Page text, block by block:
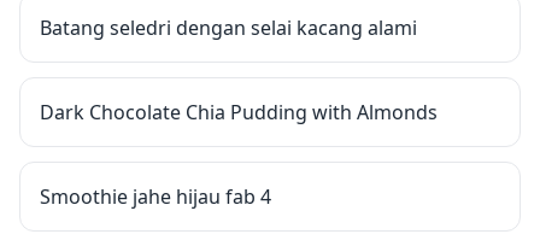
Batang seledri dengan selai kacang alami
Dark Chocolate Chia Pudding with Almonds
Smoothie jahe hijau fab 4